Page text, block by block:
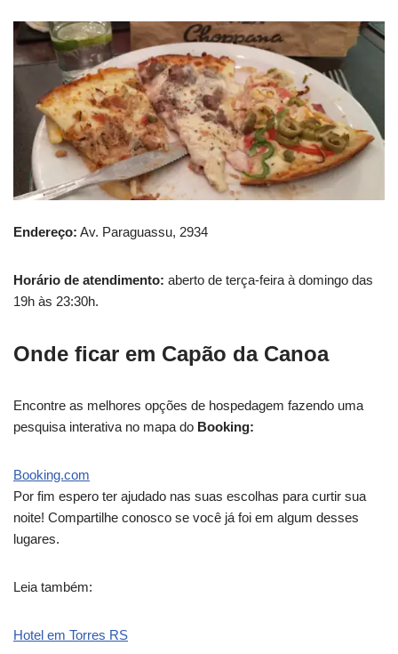
Endereço: Av. Paraguassu, 2934
Horário de atendimento: aberto de terça-feira à domingo das
19h às 23:30h.
Onde ficar em Capão da Canoa
Encontre as melhores opções de hospedagem fazendo uma
pesquisa interativa no mapa do Booking:
Booking.com
Por fim espero ter ajudado nas suas escolhas para curtir sua
noite! Compartilhe conosco se você já foi em algum desses
lugares.
Leia também:
Hotel em Torres RS